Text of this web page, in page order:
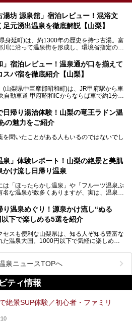
湯坊 源泉舘」宿泊レビュー！混浴文
元湧出温泉を徹底解説【山梨】
身延町)は、約1300年の歴史を持つ古湯。富
川に沿って温泉街を形成し、環境省指定の国
源泉舘」は、戦国時代に武田信玄公も療養
る名湯の宿。最大の特徴は、令和の現代にお
が守られ、老若男女の分け隔て一切無く温泉
、「古湯坊 源泉舘」では本来あるべき混浴
いる点に注目すべきでしょう。
の混浴温泉である「かくし湯大岩風呂」をは
ある「別館神泉」を中心に「古湯坊 源泉
底紹介します。
」宿泊レビュー！温泉通が口を揃えて
パ宿を徹底紹介【山梨】
(山梨県中巨摩郡昭和町)は、JR甲府駅から車
自動車道 甲府昭和ICからならば車で約1分の
も6,000円台から宿泊可能です。
力は“温泉そのもの”でしょう。自家源泉を
、入浴すると実にサッパリ爽快。日帰り入浴
り、全国の温泉ファンがこの温泉を求めて
沸かし湯が一般的ですが、ここは本物の極上
格破壊と言えるクオリティです。
どをご紹介。温泉通が口を揃えて絶賛する神
を徹底解説します！
日帰り湯治体験！山梨の竜王ラドン温
の魅力をご紹介
を聞いたことがある人もいるのではないでし
きない、湯治体験が日帰りでできる温浴施設
す。
ご紹介します。
社湯ーとぴあ【PR】
会社湯ーとぴあのPRレポート記事です。
泉」体験レポート！山梨の絶景と美肌
かけ流し日帰り温泉
は「ほったらかし温泉」や「フルーツ温泉ぷ
名な温泉が数多くありますが、実は、温泉マ
する「はやぶさ温泉」も、そのひとつ。温泉
景や地元食材を活かしたグルメも堪能できま
り温泉めぐり！源泉かけ流し“ぬる
下で楽しめる5選を紹介
セスも便利な山梨県は、知る人ぞ知る豊富な
た温泉大国。1000円以下で気軽に楽しめ
季節に嬉しい、じんわりと体の芯まで温ま
富なのも魅力。今回は、湯質も抜群で心ゆく
できる山梨のお得な日帰り温泉を、実際体験
紹介します。
～39℃程度の体温に近いぬるめ温泉のこ
泉ニュースTOPへ
ティ情報
絶景SUP体験／初心者・ファミリ